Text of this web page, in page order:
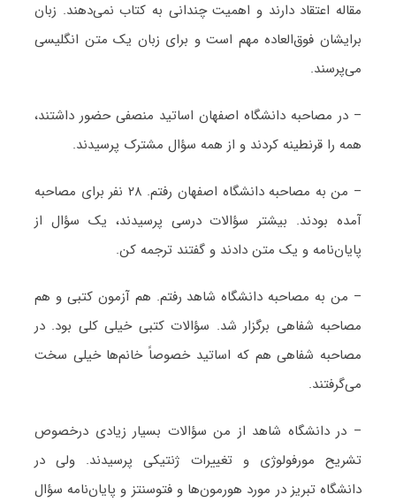
مقاله اعتقاد دارند و اهمیت چندانی به کتاب نمی‌دهند. زبان
برایشان فوق‌العاده مهم است و برای زبان یک متن انگلیسی
می‌پرسند.
– در مصاحبه دانشگاه اصفهان اساتید منصفی حضور داشتند،
همه را قرنطینه کردند و از همه سؤال مشترک پرسیدند.
– من به مصاحبه دانشگاه اصفهان رفتم. ۲۸ نفر برای مصاحبه
آمده بودند. بیشتر سؤالات درسی پرسیدند، یک سؤال از
پایان‌نامه و یک متن دادند و گفتند ترجمه کن.
– من به مصاحبه دانشگاه شاهد رفتم. هم آزمون کتبی و هم
مصاحبه شفاهی برگزار شد. سؤالات کتبی خیلی کلی بود. در
مصاحبه شفاهی هم که اساتید خصوصاً خانم‌ها خیلی سخت
می‌گرفتند.
– در دانشگاه شاهد از من سؤالات بسیار زیادی درخصوص
تشریح مورفولوژی و تغییرات ژنتیکی پرسیدند. ولی در
دانشگاه تبریز در مورد هورمون‌ها و فتوسنتز و پایان‌نامه سؤال